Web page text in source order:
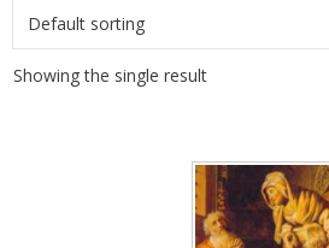
Showing the single result